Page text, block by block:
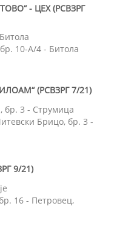
- ЦЕХ (РСВЗРГ
10-А/4 - Битола
(РСВЗРГ 7/21)
бр. 3 - Струмица
Брицо, бр. 3 -
9/21)
16 - Петровец,